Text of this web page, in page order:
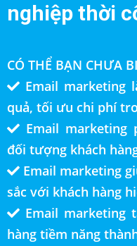
nghiệp thời
CÓ THỂ BẠN CHƯA
Email marketing
quả, tối ưu chi phí
Email marketing
đối tượng khách
Email marketing
sắc với khách hàng
Email marketing
hàng tiềm năng